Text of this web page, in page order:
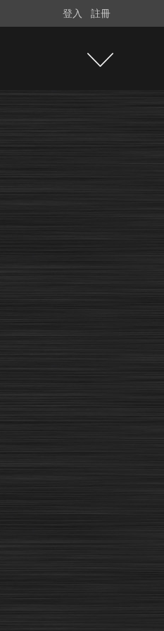
登入 註冊